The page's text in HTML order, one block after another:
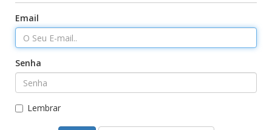
Email
Senha
Lembrar